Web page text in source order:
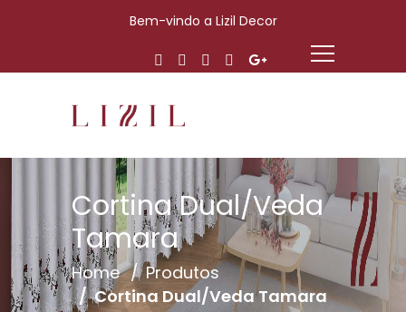
Bem-vindo a Lizil Decor
Cortina Dual/Veda
Tamara
Home
Produtos
Cortina Dual/Veda Tamara